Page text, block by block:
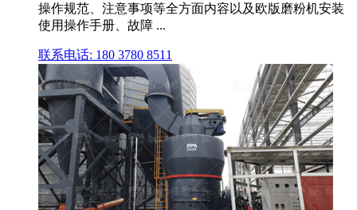
操作规范、注意事项等全方面内容以及欧版磨粉机安装
使用操作手册、故障 ...
联系电话: 180 3780 8511